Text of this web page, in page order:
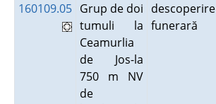
160109.05 Grup de doi
tumuli la
Ceamurlia
de Jos-la
750 m NV
de
descoperire
funerară